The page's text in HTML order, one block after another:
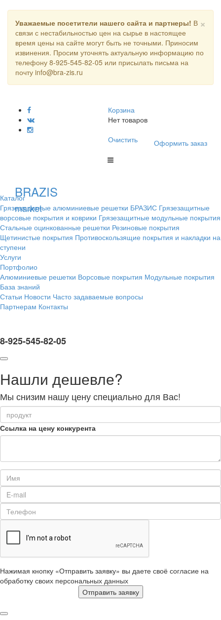
×
Уважаемые посетители нашего сайта и партнеры! В
связи с нестабильностью цен на сырье в настоящее
время цены на сайте могут быть не точными. Приносим
извинения. Просим уточнять актуальную информацию по
телефону 8-925-545-82-05 или присылать письма на
почту info@bra-zis.ru
Корзина
Нет товаров
Очистить
Оформить заказ
BRAZIS
market
Каталог
Грязезащитные алюминиевые решетки БРАЗИС Грязезащитные
ворсовые покрытия и коврики Грязезащитные модульные покрытия
Стальные оцинкованные решетки Резиновые покрытия
Щетинистые покрытия Противоскользящие покрытия и накладки на
ступени
Услуги
Портфолио
Алюминиевые решетки Ворсовые покрытия Модульные покрытия
База знаний
Статьи Новости Часто задаваемые вопросы
Партнерам Контакты
8-925-545-82-05
Нашли дешевле?
Мы снизим нашу цену специально для Вас!
Ссылка на цену конкурента
Нажимая кнопку «Отправить заявку» вы даете своё согласие на
обработку своих персональных данных
Отправить заявку